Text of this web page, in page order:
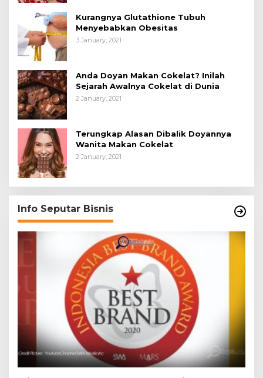
Kurangnya Glutathione Tubuh
Menyebabkan Obesitas
3 January, 2021
Anda Doyan Makan Cokelat? Inilah
Sejarah Awalnya Cokelat di Dunia
2 January, 2021
Terungkap Alasan Dibalik Doyannya
Wanita Makan Cokelat
2 January, 2021
Info Seputar Bisnis